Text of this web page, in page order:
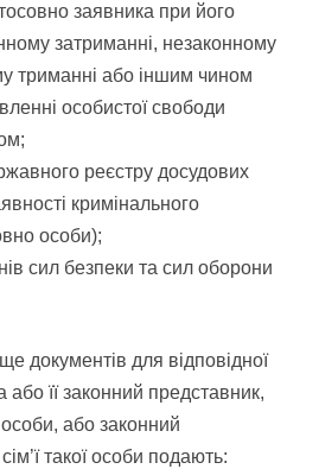
заявника при його
затриманні, незаконному
триманні або іншим чином
особистої свободи
реєстру досудових
кримінального
особи);
сил безпеки та сил оборони
документів для відповідної
або її законний представник,
особи, або законний
такої особи подають: